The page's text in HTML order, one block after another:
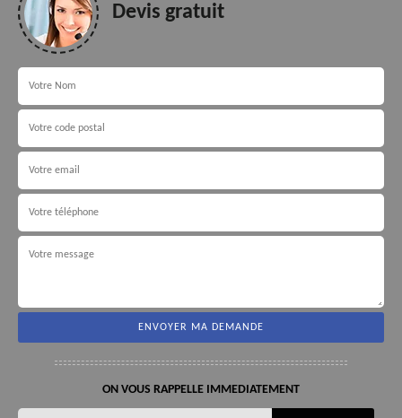
Devis gratuit
ON VOUS RAPPELLE IMMEDIATEMENT